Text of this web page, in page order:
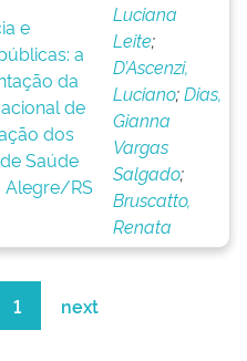
e
a
da
de
dos
Saúde
Alegre/RS
Luciana
Leite;
D’Ascenzi,
Luciano;Dias,
Gianna
Vargas
Salgado;
Bruscatto,
Renata
1 next